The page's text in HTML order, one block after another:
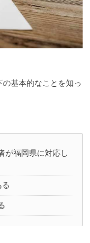
基本的なことを知っ
が福岡県に対応し